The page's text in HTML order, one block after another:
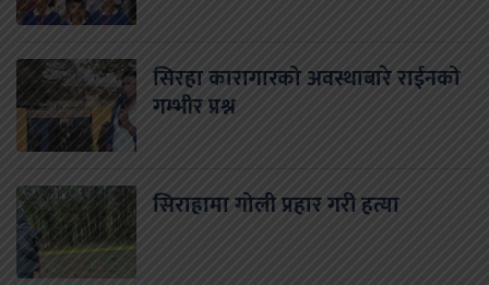
सिरहा कारागारको अवस्थाबारे राईनको
गम्भीर प्रश्न
सिराहामा गोली प्रहार गरी हत्या